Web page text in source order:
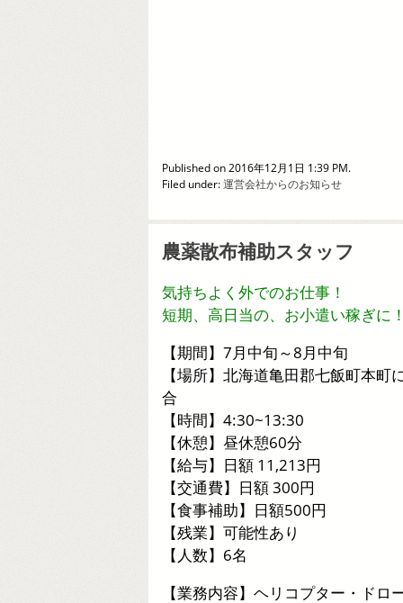
Published on 2016年12月1日 1:39 PM.
Filed under:運営会社からのお知らせ
農薬散布補助スタッフ
気持ちよく外でのお仕事！
短期、高日当の、お小遣い稼ぎに
【期間】7月中旬～8月中旬
【場所】北海道亀田郡七飯町本町
合
【時間】4:30~13:30
【休憩】昼休憩60分
【給与】日額 11,213円
【交通費】日額 300円
【食事補助】日額500円
【残業】可能性あり
【人数】6名
【業務内容】ヘリコプター・ドロ